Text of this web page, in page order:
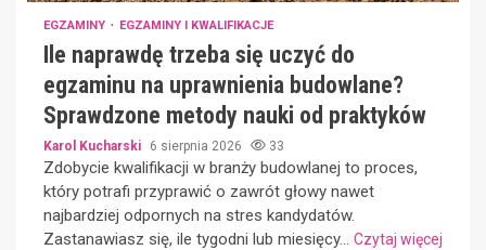
EGZAMINY EGZAMINY I KWALIFIKACJE
Ile naprawdę trzeba się uczyć do
egzaminu na uprawnienia budowlane?
Sprawdzone metody nauki od praktyków
Karol Kucharski 6 sierpnia 2026 33
Zdobycie kwalifikacji w branży budowlanej to proces,
który potrafi przyprawić o zawrót głowy nawet
najbardziej odpornych na stres kandydatów.
Zastanawiasz się, ile tygodni lub miesięcy... Czytaj więcej